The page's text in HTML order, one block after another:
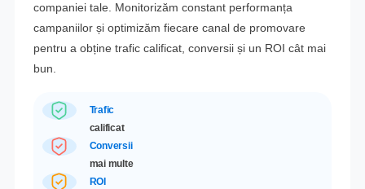
companiei tale. Monitorizăm constant performanța
campaniilor și optimizăm fiecare canal de promovare
pentru a obține trafic calificat, conversii și un ROI cât mai
bun.
Trafic
calificat
Conversii
mai multe
ROI